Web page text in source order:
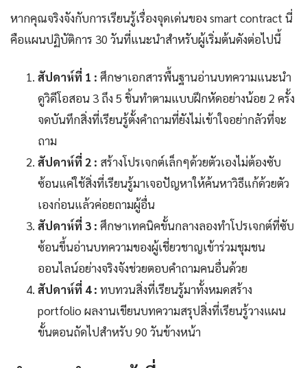
หากคุณจริงจังกับการเรียนรู้เรื่องจุดเด่นของ smart contract นี่
คือแผนปฏิบัติการ 30 วันที่แนะนำสำหรับผู้เริ่มต้นดังต่อไปนี้
สัปดาห์ที่ 1 : ศึกษาเอกสารพื้นฐานอ่านบทความแนะนำ
ดูวิดีโอสอน 3 ถึง 5 ชิ้นทำตามแบบฝึกหัดอย่างน้อย 2 ครั้ง
จดบันทึกสิ่งที่เรียนรู้ตั้งคำถามที่ยังไม่เข้าใจอย่ากลัวที่จะ
ถาม
สัปดาห์ที่ 2 : สร้างโปรเจกต์เล็กๆด้วยตัวเองไม่ต้องซับ
ซ้อนแค่ใช้สิ่งที่เรียนรู้มาเจอปัญหาให้ค้นหาวิธีแก้ด้วยตัว
เองก่อนแล้วค่อยถามผู้อื่น
สัปดาห์ที่ 3 : ศึกษาเทคนิคขั้นกลางลองทำโปรเจกต์ที่ซับ
ซ้อนขึ้นอ่านบทความของผู้เชี่ยวชาญเข้าร่วมชุมชน
ออนไลน์อย่างจริงจังช่วยตอบคำถามคนอื่นด้วย
สัปดาห์ที่ 4 : ทบทวนสิ่งที่เรียนรู้มาทั้งหมดสร้าง
portfolio ผลงานเขียนบทความสรุปสิ่งที่เรียนรู้วางแผน
ขั้นตอนถัดไปสำหรับ 90 วันข้างหน้า